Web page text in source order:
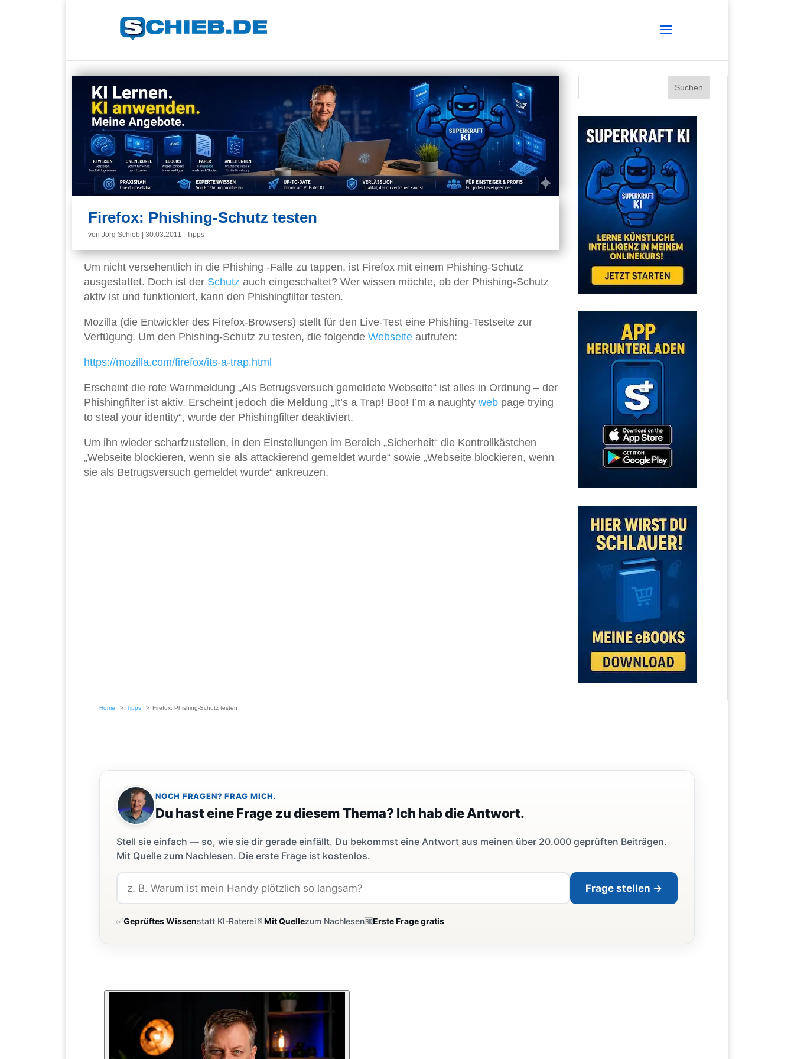
Firefox: Phishing-Schutz testen
von Jörg Schieb 30.03.2011 Tipps
Um nicht versehentlich in die Phishing -Falle zu tappen, ist Firefox mit einem Phishing-Schutz
ausgestattet. Doch ist der Schutz auch eingeschaltet? Wer wissen möchte, ob der Phishing-Schutz
aktiv ist und funktioniert, kann den Phishingfilter testen.
Mozilla (die Entwickler des Firefox-Browsers) stellt für den Live-Test eine Phishing-Testseite zur
Verfügung. Um den Phishing-Schutz zu testen, die folgende Webseite aufrufen:
https://mozilla.com/firefox/its-a-trap.html
Erscheint die rote Warnmeldung „Als Betrugsversuch gemeldete Webseite“ ist alles in Ordnung – der
Phishingfilter ist aktiv. Erscheint jedoch die Meldung „It’s a Trap! Boo! I’m a naughty web page trying
to steal your identity“, wurde der Phishingfilter deaktiviert.
Um ihn wieder scharfzustellen, in den Einstellungen im Bereich „Sicherheit“ die Kontrollkästchen
„Webseite blockieren, wenn sie als attackierend gemeldet wurde“ sowie „Webseite blockieren, wenn
sie als Betrugsversuch gemeldet wurde“ ankreuzen.
Home Tipps Firefox: Phishing-Schutz testen
NOCH FRAGEN? FRAG MICH.
Du hast eine Frage zu diesem Thema? Ich hab die Antwort.
Stell sie einfach — so, wie sie dir gerade einfällt. Du bekommst eine Antwort aus meinen über 20.000 geprüften Beiträgen.
Mit Quelle zum Nachlesen. Die erste Frage ist kostenlos.
Frage stellen →
✅Geprüftes Wissenstatt KI-Raterei📄Mit Quellezum Nachlesen🆓Erste Frage gratis